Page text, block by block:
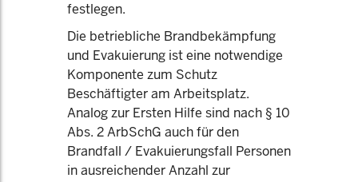
festlegen.
Die betriebliche Brandbekämpfung
und Evakuierung ist eine notwendige
Komponente zum Schutz
Beschäftigter am Arbeitsplatz.
Analog zur Ersten Hilfe sind nach § 10
Abs. 2 ArbSchG auch für den
Brandfall / Evakuierungsfall Personen
in ausreichender Anzahl zur